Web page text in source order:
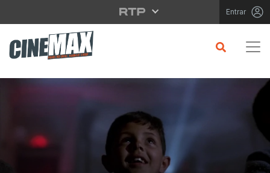
Saltar para o conteúdo principal Entrar